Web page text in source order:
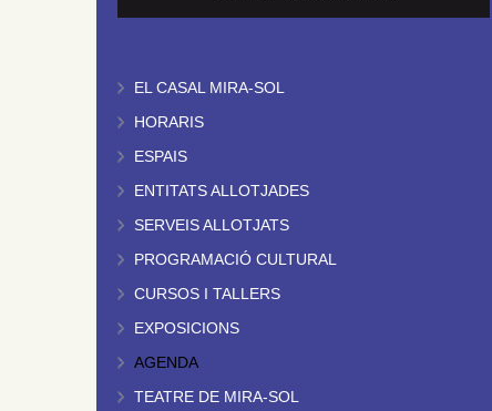
EL CASAL MIRA-SOL
HORARIS
ESPAIS
ENTITATS ALLOTJADES
SERVEIS ALLOTJATS
PROGRAMACIÓ CULTURAL
CURSOS I TALLERS
EXPOSICIONS
AGENDA
TEATRE DE MIRA-SOL